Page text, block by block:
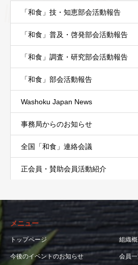
「和食」技・知恵部会活動報告
「和食」普及・啓発部会活動報告
「和食」調査・研究部会活動報告
「和食」部会活動報告
Washoku Japan News
事務局からのお知らせ
全国「和食」連絡会議
正会員・賛助会員活動紹介
メニュー
トップページ 組織
今後のイベントのお知らせ 会員